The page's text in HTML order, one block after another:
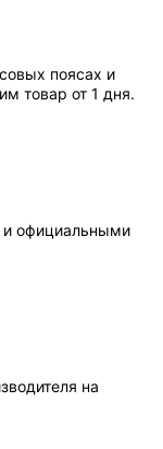
поясах и
товар от 1 дня.
и официальными
на